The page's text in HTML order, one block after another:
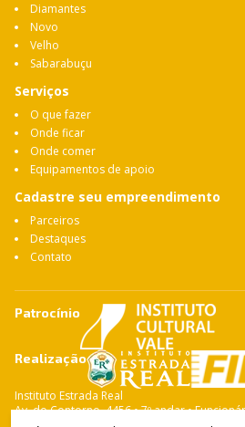
Diamantes
Novo
Velho
Sabarabuçu
Serviços
O que fazer
Onde ficar
Onde comer
Equipamentos de apoio
Cadastre seu empreendimento
Parceiros
Destaques
Contato
Patrocínio
Realização
Instituto Estrada Real
Av. do Contorno, 4456 • 7º andar •